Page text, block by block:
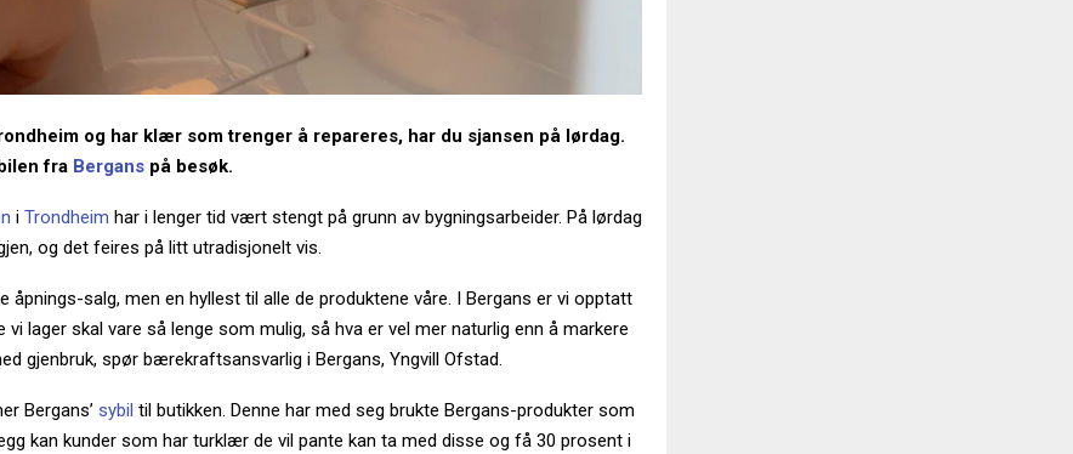
og har klær som trenger å repareres, har du sjansen på lørdag.
fra Bergans på besøk.
i Trondheim har i lenger tid vært stengt på grunn av bygningsarbeider. På lørdag
og det feires på litt utradisjonelt vis.
åpnings-salg, men en hyllest til alle de produktene våre. I Bergans er vi opptatt
vi lager skal vare så lenge som mulig, så hva er vel mer naturlig enn å markere
gjenbruk, spør bærekraftsansvarlig i Bergans, Yngvill Ofstad.
Bergans’ sybil til butikken. Denne har med seg brukte Bergans-produkter som
kan kunder som har turklær de vil pante kan ta med disse og få 30 prosent i